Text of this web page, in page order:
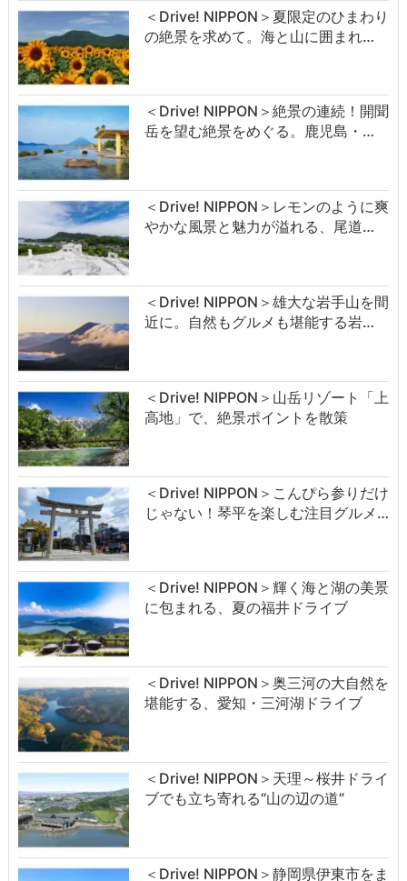
＜Drive! NIPPON＞夏限定のひまわり
の絶景を求めて。海と山に囲まれ…
＜Drive! NIPPON＞絶景の連続！開聞
岳を望む絶景をめぐる。鹿児島・…
＜Drive! NIPPON＞レモンのように爽
やかな風景と魅力が溢れる、尾道…
＜Drive! NIPPON＞雄大な岩手山を間
近に。自然もグルメも堪能する岩…
＜Drive! NIPPON＞山岳リゾート「上
高地」で、絶景ポイントを散策
＜Drive! NIPPON＞こんぴら参りだけ
じゃない！琴平を楽しむ注目グルメ…
＜Drive! NIPPON＞輝く海と湖の美景
に包まれる、夏の福井ドライブ
＜Drive! NIPPON＞奥三河の大自然を
堪能する、愛知・三河湖ドライブ
＜Drive! NIPPON＞天理～桜井ドライ
ブでも立ち寄れる“山の辺の道”
＜Drive! NIPPON＞静岡県伊東市をま